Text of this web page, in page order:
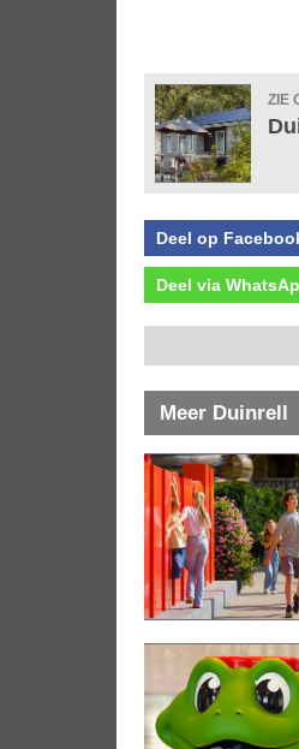
ZIE
Deel op
Deel via
Meer Duinrell